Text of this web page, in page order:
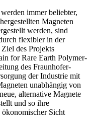
immer beliebter,
Magneten
werden, sind
flexibler in der
des Projekts
for Rare Earth Polymer-
des Fraunhofer-
der Industrie mit
unabhängig von
alternative Magnete
und so ihre
ökonomischer Sicht